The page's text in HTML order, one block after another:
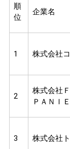
順
位
企業名
1 株式会社
2
株式会社
ＰＡＮＩ
3 株式会社